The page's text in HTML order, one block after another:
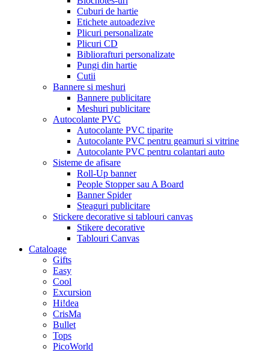
Cuburi de hartie
Etichete autoadezive
Plicuri personalizate
Plicuri CD
Bibliorafturi personalizate
Pungi din hartie
Cutii
Bannere si meshuri
Bannere publicitare
Meshuri publicitare
Autocolante PVC
Autocolante PVC tiparite
Autocolante PVC pentru geamuri si vitrine
Autocolante PVC pentru colantari auto
Sisteme de afisare
Roll-Up banner
People Stopper sau A Board
Banner Spider
Steaguri publicitare
Stickere decorative si tablouri canvas
Stikere decorative
Tablouri Canvas
Cataloage
Gifts
Easy
Cool
Excursion
Hi!dea
CrisMa
Bullet
Tops
PicoWorld